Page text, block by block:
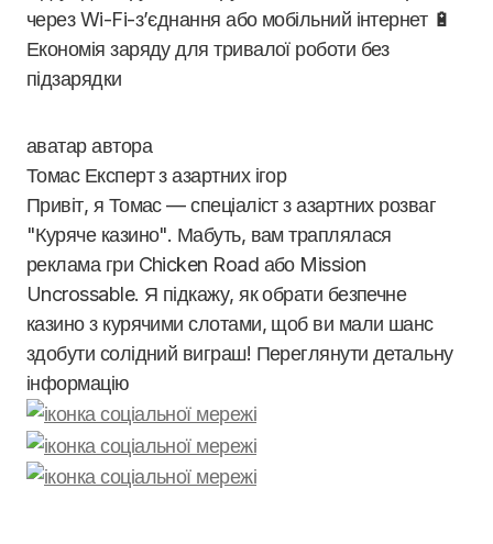
через Wi-Fi-з’єднання або мобільний інтернет 🔋
Економія заряду для тривалої роботи без
підзарядки
Томас Експерт з азартних ігор
Привіт, я Томас — спеціаліст з азартних розваг
"Куряче казино". Мабуть, вам траплялася
реклама гри Chicken Road або Mission
Uncrossable. Я підкажу, як обрати безпечне
казино з курячими слотами, щоб ви мали шанс
здобути солідний виграш! Переглянути детальну
інформацію